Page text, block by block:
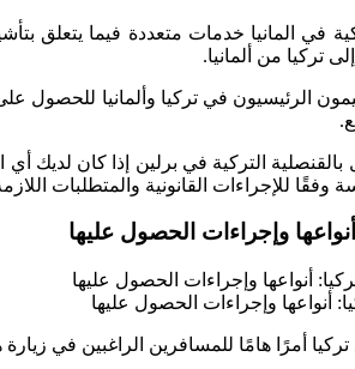
في المانيا خدمات متعددة فيما يتعلق
تركيا من ألمانيا.
الرئيسيون في تركيا وألمانيا للحصول
بالقنصلية التركية في برلين إذا كان لديك
وفقًا للإجراءات القانونية والمتطلبات
وإجراءات الحصول عليها
أنواعها وإجراءات الحصول عليها
أمرًا هامًا للمسافرين الراغبين في